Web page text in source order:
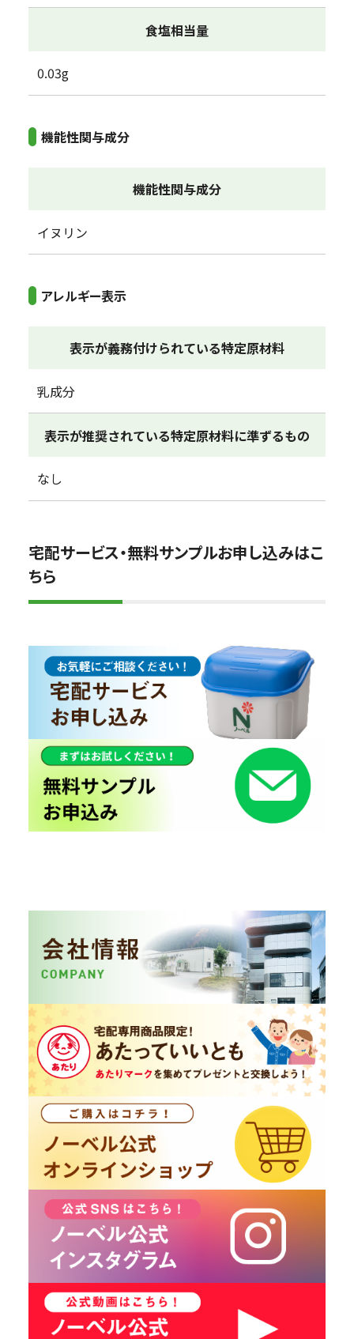
食塩相当量
0.03g
機能性関与成分
機能性関与成分
イヌリン
アレルギー表示
表示が義務付けられている特定原材料
乳成分
表示が推奨されている特定原材料に準ずるもの
なし
宅配サービス・無料サンプルお申し込みはこ
ちら